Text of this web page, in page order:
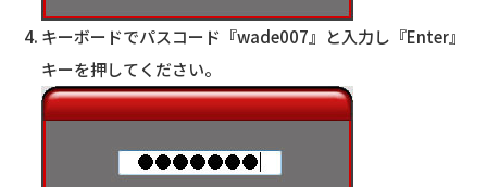
キーボードでパスコード『wade007』と入力し『Enter』
キーを押してください。